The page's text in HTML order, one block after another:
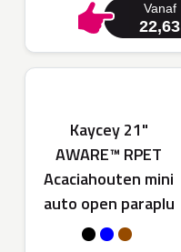
Vanaf
22,63
Kaycey 21"
AWARE™ RPET
Acaciahouten mini
auto open paraplu